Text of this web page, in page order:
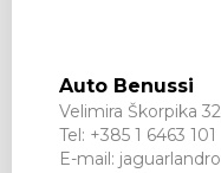
Auto Benussi
Velimira Škorpika
Tel: +385 1 6463 101
E-mail: